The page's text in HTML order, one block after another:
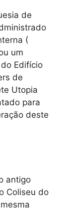
de
(
um
Edifício
de
Utopia
para
deste
antigo
Coliseu do